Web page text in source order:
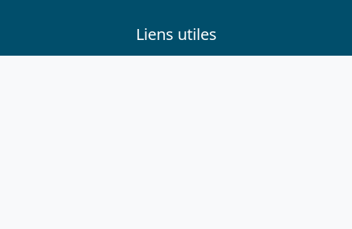
Liens utiles
Cotation des circuits